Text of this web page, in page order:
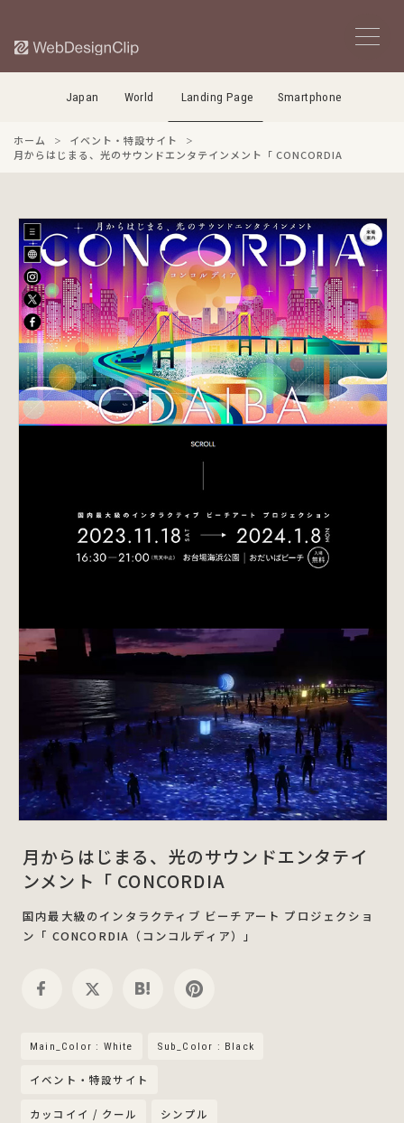
Japan World Landing Page Smartphone
ホーム
イベント・特設サイト
月からはじまる、光のサウンドエンタテインメント「 CONCORDIA
月からはじまる、光のサウンドエンタテイ
ンメント「 CONCORDIA
国内最大級のインタラクティブ ビーチアート プロジェクショ
ン「 CONCORDIA（コンコルディア）」
Main_Color : White Sub_Color : Black
イベント・特設サイト
カッコイイ / クール シンプル